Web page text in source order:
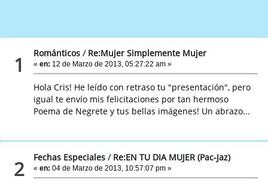
1 Románticos / Re:Mujer Simplemente Mujer
«en: 12 de Marzo de 2013, 05:27:22 am »
Hola Cris! He leído con retraso tu "presentación", pero
igual te envío mis felicitaciones por tan hermoso
Poema de Negrete y tus bellas imágenes! Un abrazo...
2 Fechas Especiales / Re:EN TU DIA MUJER (Pac-Jaz)
«en: 04 de Marzo de 2013, 10:57:07 pm »